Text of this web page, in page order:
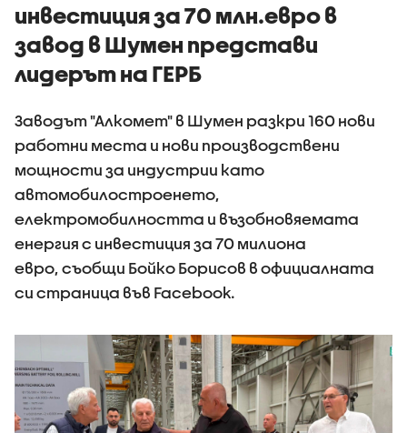
инвестиция за 70 млн.евро в
завод в Шумен представи
лидерът на ГЕРБ
Заводът "Алкомет" в Шумен разкри 160 нови
работни места и нови производствени
мощности за индустрии като
автомобилостроенето,
електромобилността и възобновяемата
енергия с инвестиция за 70 милиона
евро, съобщи Бойко Борисов в официалната
си страница във Facebook.